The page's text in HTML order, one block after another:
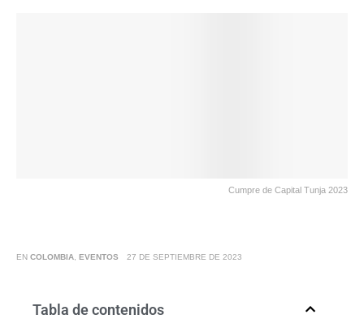
Cumpre de Capital Tunja 2023
EN COLOMBIA EVENTOS 27 DE SEPTIEMBRE DE 2023
Tabla de contenidos